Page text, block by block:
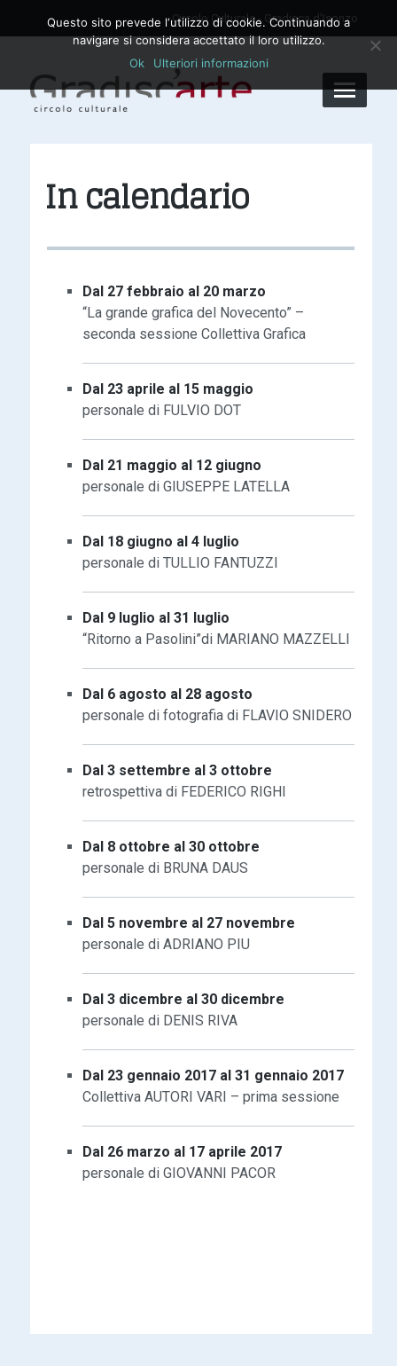
Circolo Culturale - Gradisca d'Isonzo
In calendario
Dal 27 febbraio al 20 marzo
“La grande grafica del Novecento” –
seconda sessione Collettiva Grafica
Dal 23 aprile al 15 maggio
personale di FULVIO DOT
Dal 21 maggio al 12 giugno
personale di GIUSEPPE LATELLA
Dal 18 giugno al 4 luglio
personale di TULLIO FANTUZZI
Dal 9 luglio al 31 luglio
“Ritorno a Pasolini”di MARIANO MAZZELLI
Dal 6 agosto al 28 agosto
personale di fotografia di FLAVIO SNIDERO
Dal 3 settembre al 3 ottobre
retrospettiva di FEDERICO RIGHI
Dal 8 ottobre al 30 ottobre
personale di BRUNA DAUS
Dal 5 novembre al 27 novembre
personale di ADRIANO PIU
Dal 3 dicembre al 30 dicembre
personale di DENIS RIVA
Dal 23 gennaio 2017 al 31 gennaio 2017
Collettiva AUTORI VARI – prima sessione
Dal 26 marzo al 17 aprile 2017
personale di GIOVANNI PACOR
Questo sito prevede l‘utilizzo di cookie. Continuando a
navigare si considera accettato il loro utilizzo.
Ok
Ulteriori informazioni